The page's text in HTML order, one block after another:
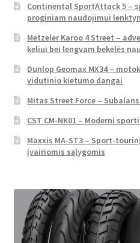
Continental SportAttack 5 –
proginiam naudojimui
Metzeler Karoo 4 Street –
keliui bei lengvam bekelės
Dunlop Geomax MX34 –
vidutinio kietumo dangai
Mitas Street Force –
CST CM-NK01 – Moderni
Maxxis MA-ST3 – Sport-
įvairiomis sąlygomis